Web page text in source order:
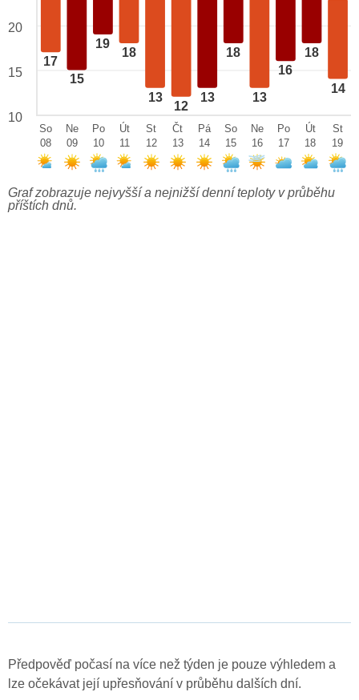
17
15
19
18
13
12
13
18
13
16
18
14
20
15
10
So
08
Ne
09
Po
10
Út
11
St
12
Čt
13
Pá
14
So
15
Ne
16
Po
17
Út
18
St
19
Graf zobrazuje nejvyšší a nejnižší denní teploty v průběhu
příštích dnů.
Předpověď počasí na více než týden je pouze výhledem a
lze očekávat její upřesňování v průběhu dalších dní.